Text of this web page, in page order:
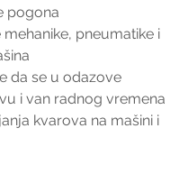
pogona
pneumatike i
da se u odazove
i van radnog vremena
kvarova na mašini i